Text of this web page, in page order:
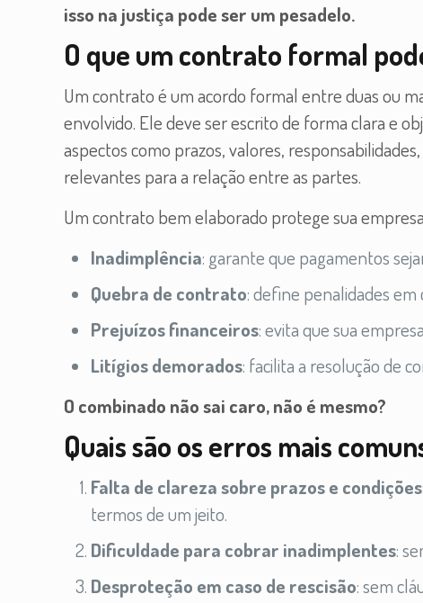
isso na justiça pode ser um pesadelo.
O que um contrato formal
Um contrato é um acordo formal entre duas ou
envolvido. Ele deve ser escrito de forma clara e
aspectos como prazos, valores,
relevantes para a relação entre as partes.
Um contrato bem elaborado protege sua
Inadimplência: garante que pagamentos
Quebra de contrato: define penalidades
Prejuízos financeiros: evita que sua
Litígios demorados: facilita a resolução de
O combinado não sai caro, não é mesmo?
Quais são os erros mais
Falta de clareza sobre prazos e condições
termos de um jeito.
Dificuldade para cobrar inadimplentes:
Desproteção em caso de rescisão: sem